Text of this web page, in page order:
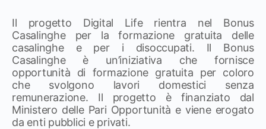
Il progetto Digital Life rientra nel Bonus
Casalinghe per la formazione gratuita delle
casalinghe e per i disoccupati. Il Bonus
Casalinghe è un’iniziativa che fornisce
opportunità di formazione gratuita per coloro
che svolgono lavori domestici senza
remunerazione. Il progetto è finanziato dal
Ministero delle Pari Opportunità e viene erogato
da enti pubblici e privati.